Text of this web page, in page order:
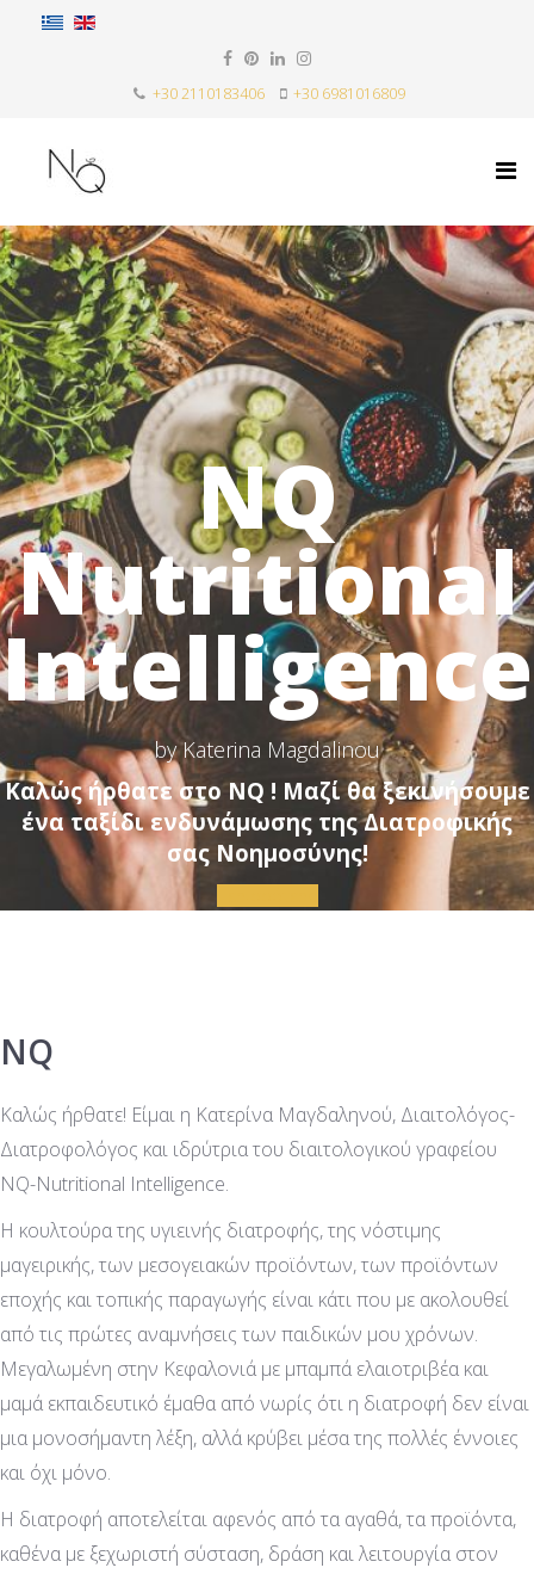
+30 2110183406 +30 6981016809
NQ
Nutritional
Intelligence
by Katerina Magdalinou
Καλώς ήρθατε στο NQ ! Μαζί θα ξεκινήσουμε
ένα ταξίδι ενδυνάμωσης της Διατροφικής
σας Νοημοσύνης!
NQ
Καλώς ήρθατε! Είμαι η Κατερίνα Μαγδαληνού, Διαιτολόγος-
Διατροφολόγος και ιδρύτρια του διαιτολογικού γραφείου
NQ-Nutritional Intelligence.
Η κουλτούρα της υγιεινής διατροφής, της νόστιμης
μαγειρικής, των μεσογειακών προϊόντων, των προϊόντων
εποχής και τοπικής παραγωγής είναι κάτι που με ακολουθεί
από τις πρώτες αναμνήσεις των παιδικών μου χρόνων.
Μεγαλωμένη στην Κεφαλονιά με μπαμπά ελαιοτριβέα και
μαμά εκπαιδευτικό έμαθα από νωρίς ότι η διατροφή δεν είναι
μια μονοσήμαντη λέξη, αλλά κρύβει μέσα της πολλές έννοιες
και όχι μόνο.
Η διατροφή αποτελείται αφενός από τα αγαθά, τα προϊόντα,
καθένα με ξεχωριστή σύσταση, δράση και λειτουργία στον